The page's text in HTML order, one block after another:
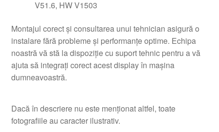
V51.6, HW V1503
Montajul corect şi consultarea unui tehnician asigură o
instalare fără probleme şi performanţe optime. Echipa
noastră vă stă la dispoziţie cu suport tehnic pentru a vă
ajuta să integraţi corect acest display în maşina
dumneavoastră.
Dacă în descriere nu este menționat altfel, toate
fotografiile au caracter ilustrativ.